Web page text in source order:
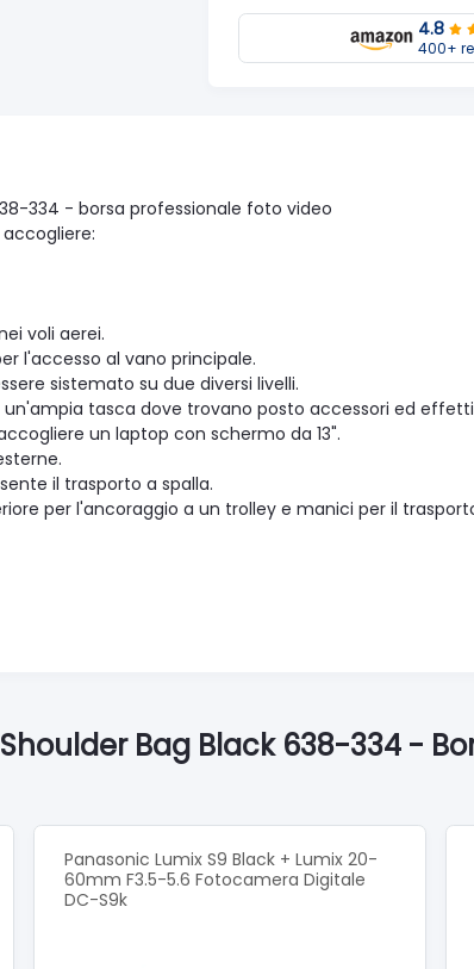
4.8
400+
334 - borsa professionale foto video
voli aerei.
l'accesso al vano principale.
sistemato su due diversi livelli.
tasca dove trovano posto accessori ed
un laptop con schermo da 13".
il trasporto a spalla.
per l'ancoraggio a un trolley e manici per il
Bag Black 638-334 -
Panasonic Lumix S9 Black + Lumix 20-
60mm F3.5-5.6 Fotocamera Digitale
DC-S9k